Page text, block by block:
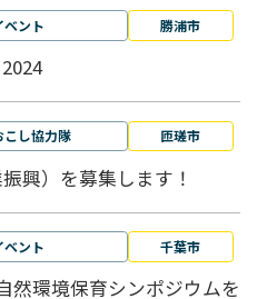
ベント 勝浦市
こし協力隊 匝瑳市
興）を募集します！
ベント 千葉市
然環境保育シンポジウムを